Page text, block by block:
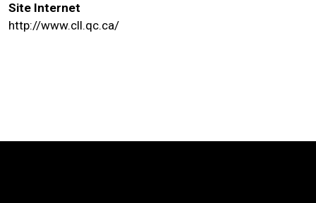
Site Internet
http://www.cll.qc.ca/